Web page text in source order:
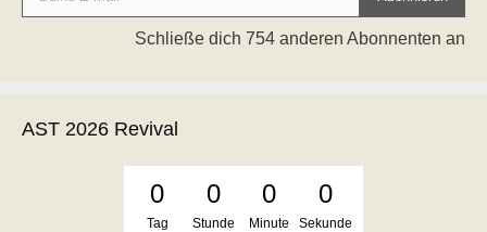
Schließe dich 754 anderen Abonnenten an
AST 2026 Revival
0
Tag
0
Stunde
0
Minute
0
Sekunde